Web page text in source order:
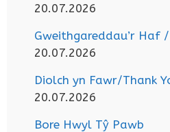
20.07.2026
Gweithgareddau’r Haf
20.07.2026
Diolch yn Fawr/Thank
20.07.2026
Bore Hwyl Tŷ Pawb